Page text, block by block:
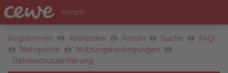
Registrieren Anmelden Forum Suche
FAQ
Netiquette
Nutzungsbedingungen
Datenschutzerklärung